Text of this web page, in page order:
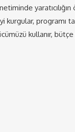
kurgular,
kullanır,